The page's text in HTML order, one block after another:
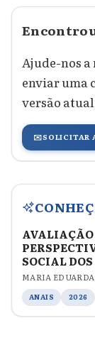
Ajude-nos
enviar uma
versão
✉️SOLICITAR
SOCIAL
MARIA
ANAIS 2026